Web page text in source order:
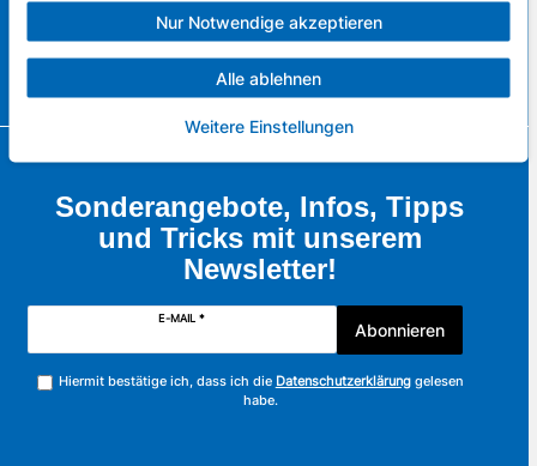
oder schreiben Sie uns:
zum Kontaktformular
Sonderangebote, Infos, Tipps
und Tricks mit unserem
Newsletter!
E-MAIL *
Abonnieren
Hiermit bestätige ich, dass ich die Datenschutzerklärunggelesen
habe.
Nur Notwendige akzeptieren
Alle ablehnen
Weitere Einstellungen